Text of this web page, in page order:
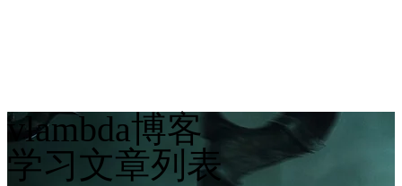
vlambda博客
学习文章列表